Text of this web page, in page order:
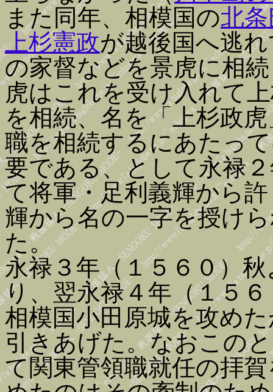
また同年、相模国の北
上杉憲政が越後国へ逃
の家督などを景虎に相
虎はこれを受け入れて
を相続、名を「上杉政
職を相続するにあたっ
要である、として永禄
て将軍・足利義輝から
輝から名の一字を授け
た。
永禄３年（１５６０）
り、翌永禄４年（１５
相模国小田原城を攻め
引きあげた。なおこの
て関東管領職就任の拝